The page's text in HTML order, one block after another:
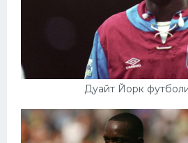
Дуайт Йорк